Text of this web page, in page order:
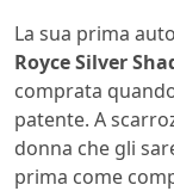
La sua prima
Royce Silver
comprata
patente. A
donna che gli
prima come